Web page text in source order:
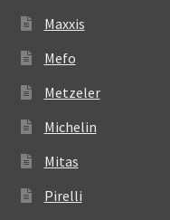
Maxxis
Mefo
Metzeler
Michelin
Mitas
Pirelli